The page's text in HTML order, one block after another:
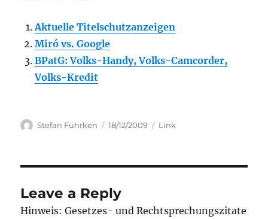
Aktuelle Titelschutzanzeigen
Miró vs. Google
BPatG: Volks-Handy, Volks-Camcorder,
Volks-Kredit
Author
Stefan Fuhrken
Posted
18/12/2009 Categories
Link
Leave a Reply
Hinweis: Gesetzes- und Rechtsprechungszitate